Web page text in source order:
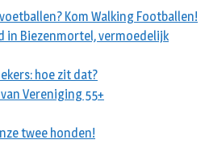
Kom Walking Footballen!
in Biezenmortel, vermoedelijk
hoe zit dat?
Vereniging 55+
twee honden!